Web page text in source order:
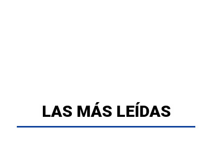
LAS MÁS LEÍDAS